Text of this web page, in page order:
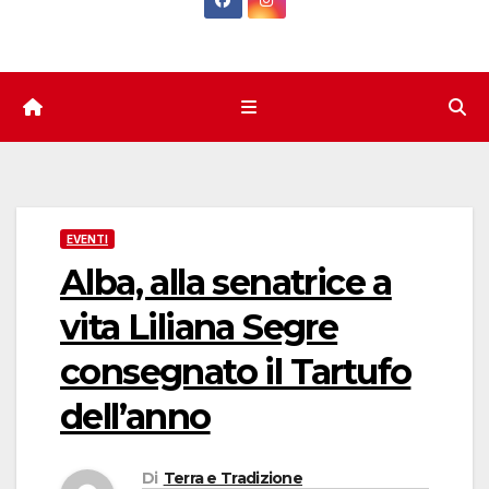
EVENTI
Alba, alla senatrice a
vita Liliana Segre
consegnato il Tartufo
dell’anno
Di Terra e Tradizione